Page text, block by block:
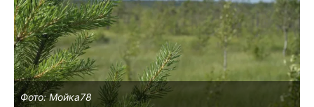
Фото: Мойка78